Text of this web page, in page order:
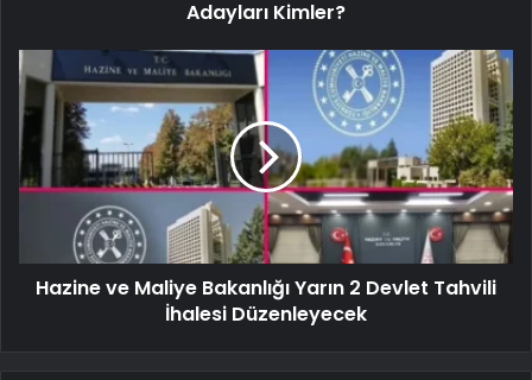
Adayları Kimler?
Hazine ve Maliye Bakanlığı Yarın 2 Devlet Tahvili
İhalesi Düzenleyecek